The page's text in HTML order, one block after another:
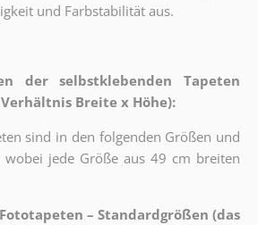
und Farbstabilität aus.
der selbstklebenden Tapeten
Breite x Höhe):
sind in den folgenden Größen und
wobei jede Größe aus 49 cm breiten
– Standardgrößen (das